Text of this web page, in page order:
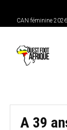
CAN féminine
A 39